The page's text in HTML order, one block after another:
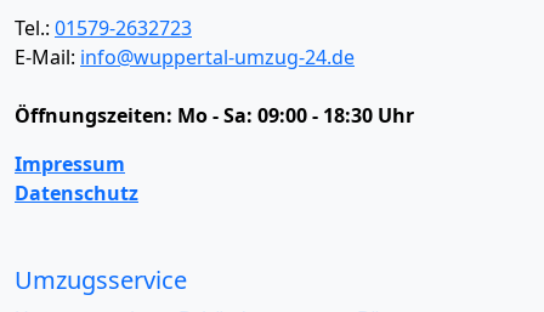
Tel.: 01579-2632723
E-Mail: info@wuppertal-umzug-24.de
Öffnungszeiten: Mo - Sa: 09:00 - 18:30 Uhr
Impressum
Datenschutz
Umzugsservice